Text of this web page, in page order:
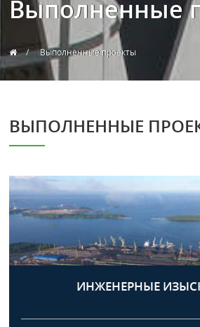
Выполненные
Выполненные проекты
ВЫПОЛНЕННЫЕ
ИНЖЕНЕРНЫЕ